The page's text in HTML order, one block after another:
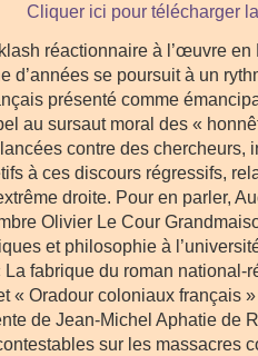
Cliquer ici pour télécharger
réactionnaire à l’œuvre
d’années se poursuit à un
présenté comme
au sursaut moral des «
contre des chercheurs,
à ces discours régressifs,
droite. Pour en parler,
Olivier Le Cour
et philosophie à
La fabrique du roman national-
« Oradour coloniaux français
de Jean-Michel Aphatie de
sur les massacres